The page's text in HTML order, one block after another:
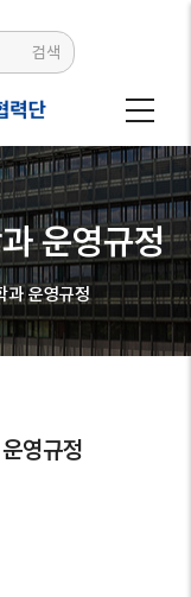
검색
운영규정
과 운영규정
영규정